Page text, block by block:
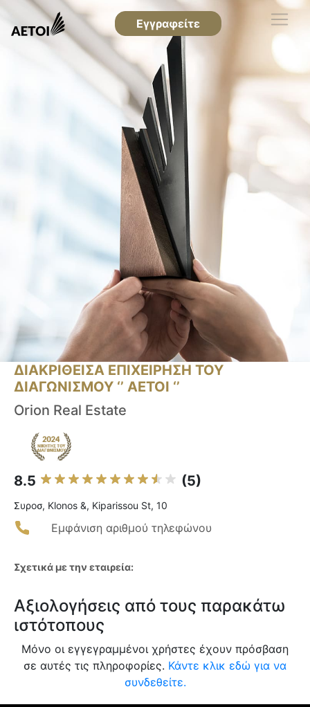
Εγγραφείτε
ΔΙΑΚΡΙΘΕΙΣΑ ΕΠΙΧΕΙΡΗΣΗ ΤΟΥ
ΔΙΑΓΩΝΙΣΜΟΥ ‘’ ΑΕΤΟΙ ‘’
Orion Real Estate
8.5 (5)
Συροσ, Klonos &, Kiparissou St, 10
Εμφάνιση αριθμού τηλεφώνου
Σχετικά με την εταιρεία:
Αξιολογήσεις από τους παρακάτω
ιστότοπους
Μόνο οι εγγεγραμμένοι χρήστες έχουν πρόσβαση
σε αυτές τις πληροφορίες. Κάντε κλικ εδώ για να
συνδεθείτε.